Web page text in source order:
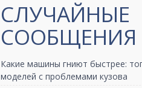
СЛУЧАЙНЫЕ
СООБЩЕНИЯ
Какие машины гниют быстрее:
моделей с проблемами кузова